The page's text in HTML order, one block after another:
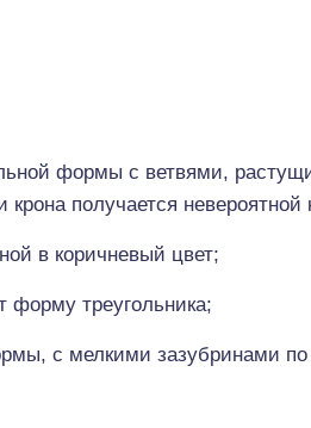
формы с ветвями,
получается невероятной
в коричневый цвет;
форму треугольника;
с мелкими зазубринами